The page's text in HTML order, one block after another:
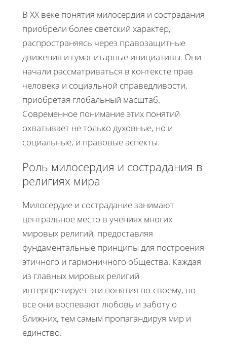
В ХХ веке понятия милосердия и сострадания
приобрели более светский характер,
распространяясь через правозащитные
движения и гуманитарные инициативы. Они
начали рассматриваться в контексте прав
человека и социальной справедливости,
приобретая глобальный масштаб.
Современное понимание этих понятий
охватывает не только духовные, но и
социальные, и правовые аспекты.
Роль милосердия и сострадания в
религиях мира
Милосердие и сострадание занимают
центральное место в учениях многих
мировых религий, предоставляя
фундаментальные принципы для построения
этичного и гармоничного общества. Каждая
из главных мировых религий
интерпретирует эти понятия по-своему, но
все они воспевают любовь и заботу о
ближних, тем самым пропагандируя мир и
единство.